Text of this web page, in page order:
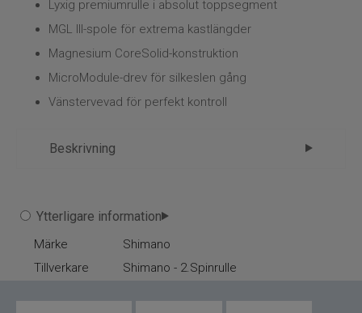
Lyxig premiumrulle i absolut toppsegment
MGL III-spole för extrema kastlängder
Magnesium CoreSolid-konstruktion
MicroModule-drev för silkeslen gång
Vänstervevad för perfekt kontroll
Beskrivning
för fiskare som kräver absolut topprestanda i
varje detalj.
Den omdesignade konstruktionen med
Ytterligare information
Märke
Shimano
Tillverkare
Shimano - 2.Spinrulle